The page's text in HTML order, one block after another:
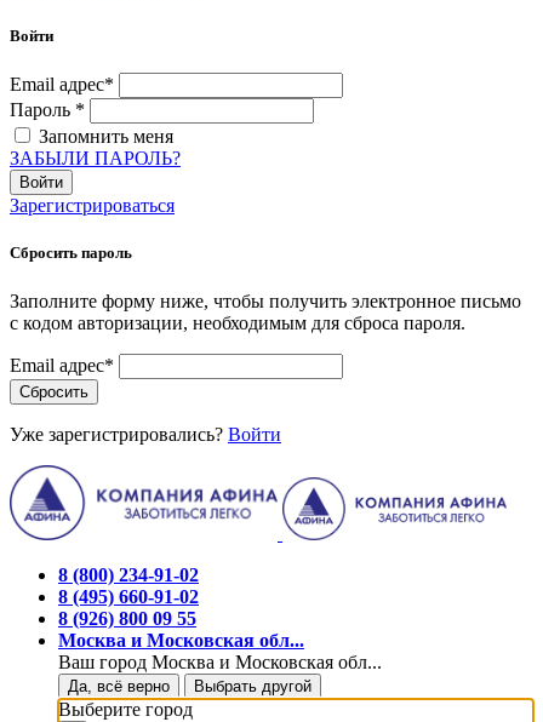
Войти
Email адрес*
Пароль *
Запомнить меня
ЗАБЫЛИ ПАРОЛЬ?
Войти
Зарегистрироваться
Сбросить пароль
Заполните форму ниже, чтобы получить электронное письмо
с кодом авторизации, необходимым для сброса пароля.
Email адрес*
Сбросить
Уже зарегистрировались? Войти
8 (800) 234-91-02
8 (495) 660-91-02
8 (926) 800 09 55
Москва и Московская обл...
Ваш город Москва и Московская обл...
Да, всё верно Выбрать другой
Выберите город